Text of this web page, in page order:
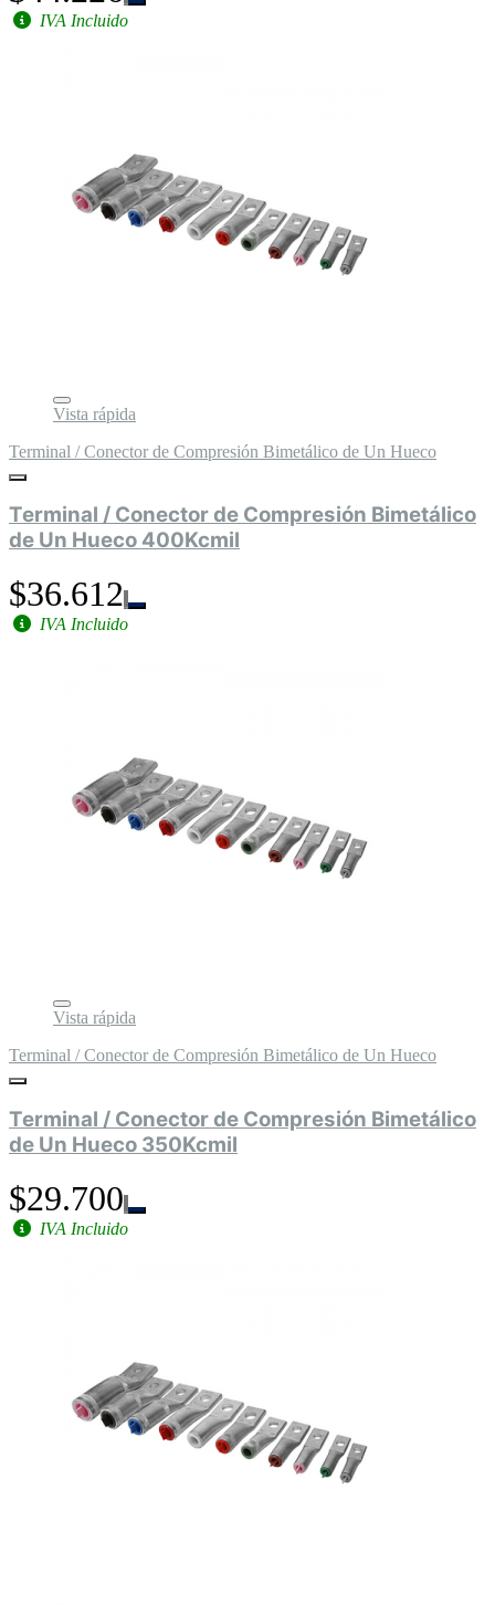
IVA Incluido
Vista rápida
Terminal / Conector de Compresión Bimetálico de Un Hueco
Terminal / Conector de Compresión Bimetálico
de Un Hueco 400Kcmil
$36.612
IVA Incluido
Vista rápida
Terminal / Conector de Compresión Bimetálico de Un Hueco
Terminal / Conector de Compresión Bimetálico
de Un Hueco 350Kcmil
$29.700
IVA Incluido